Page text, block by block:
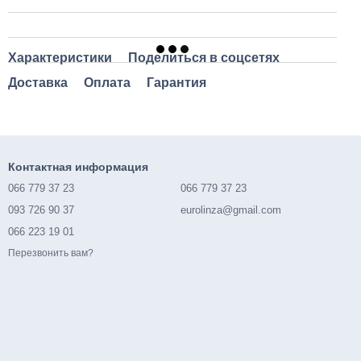
Характеристики
Поделиться в соцсетях
Доставка
Оплата Гарантия
Контактная информация
066 779 37 23
093 726 90 37
066 223 19 01
Перезвонить вам?
066 779 37 23
eurolinza@gmail.com